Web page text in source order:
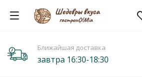
Ближайшая доставка
завтра 16:30-18:30